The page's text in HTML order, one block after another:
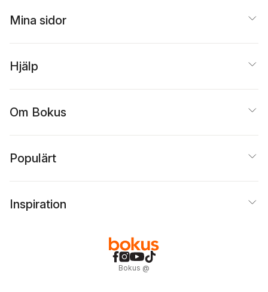
Mina sidor
Hjälp
Om Bokus
Populärt
Inspiration
Bokus @